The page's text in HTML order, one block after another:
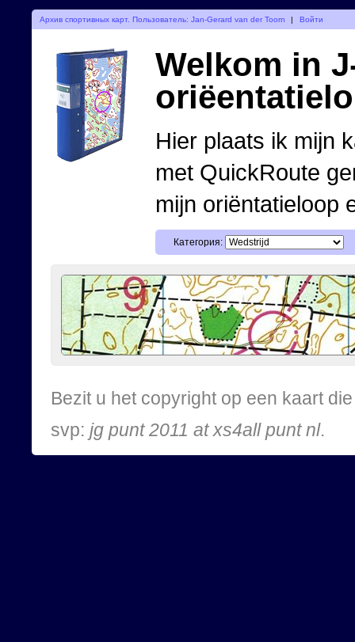
Архив спортивных карт. Пользователь: Jan-Gerard van der Toorn | Войти
Welkom in
Hier plaats ik mijn
met QuickRoute
mijn oriëntatieloop
Категория:
Bezit u het copyright op een kaart
svp: jg punt 2011 at xs4all punt nl.